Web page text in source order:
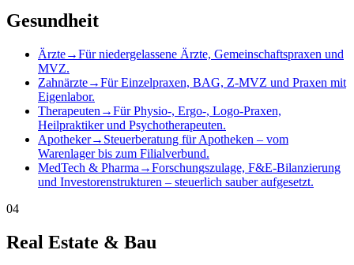
Gesundheit
Ärzte→Für niedergelassene Ärzte, Gemeinschaftspraxen und
MVZ.
Zahnärzte→Für Einzelpraxen, BAG, Z-MVZ und Praxen mit
Eigenlabor.
Therapeuten →Für Physio-, Ergo-, Logo-Praxen,
Heilpraktiker und Psychotherapeuten.
Apotheker→ Steuerberatung für Apotheken – vom
Warenlager bis zum Filialverbund.
MedTech & Pharma →Forschungszulage, F&E-Bilanzierung
und Investorenstrukturen – steuerlich sauber aufgesetzt.
04
Real Estate & Bau